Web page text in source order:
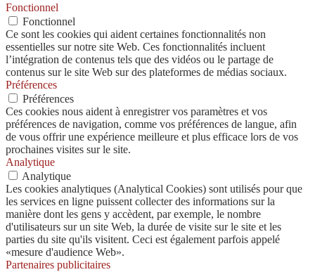
Fonctionnel
Fonctionnel
Ce sont les cookies qui aident certaines fonctionnalités non
essentielles sur notre site Web. Ces fonctionnalités incluent
l’intégration de contenus tels que des vidéos ou le partage de
contenus sur le site Web sur des plateformes de médias sociaux.
Préférences
Préférences
Ces cookies nous aident à enregistrer vos paramètres et vos
préférences de navigation, comme vos préférences de langue, afin
de vous offrir une expérience meilleure et plus efficace lors de vos
prochaines visites sur le site.
Analytique
Analytique
Les cookies analytiques (Analytical Cookies) sont utilisés pour que
les services en ligne puissent collecter des informations sur la
manière dont les gens y accèdent, par exemple, le nombre
d'utilisateurs sur un site Web, la durée de visite sur le site et les
parties du site qu'ils visitent. Ceci est également parfois appelé
«mesure d'audience Web».
Partenaires publicitaires